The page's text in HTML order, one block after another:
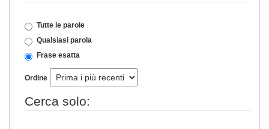
Tutte le parole
Qualsiasi parola
Frase esatta
Ordine
Cerca solo: